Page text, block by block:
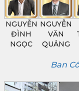
NGUYỄN
ĐÌNH
NGỌC
NGUYỄN
VĂN
QUẢNG
Ban